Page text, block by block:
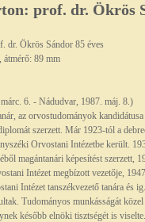
prof. dr. Ökrös
dr. Ökrös Sándor 85 éves
átmérő: 89 mm
6. - Nádudvar, 1987. máj. 8.)
az orvostudományok
szerzett. Már 1923-tól a
Orvostani Intézetbe került.
magántanári képesítést szerzett,
Intézet megbízott vezetője,
Intézet tanszékvezető tanára és
Tudományos munkásságát
később elnöki tisztségét is